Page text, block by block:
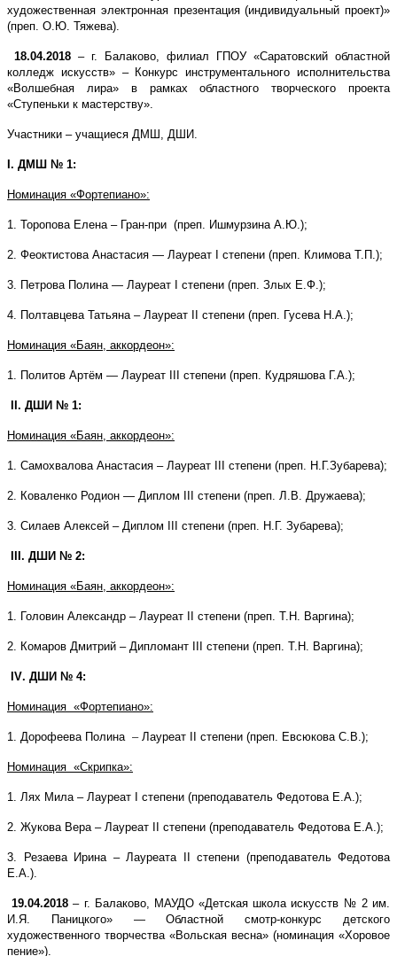
художественная электронная презентация (индивидуальный проект)»
(преп. О.Ю. Тяжева).
18.04.2018 – г. Балаково, филиал ГПОУ «Саратовский областной
колледж искусств» – Конкурс инструментального исполнительства
«Волшебная лира» в рамках областного творческого проекта
«Ступеньки к мастерству».
Участники – учащиеся ДМШ, ДШИ.
. ДМШ № 1:
Номинация «Фортепиано»:
1. Торопова Елена – Гран-при (преп. Ишмурзина А.Ю.);
2. Феоктистова Анастасия — Лауреат I степени (преп. Климова Т.П.);
3. Петрова Полина — Лауреат I степени (преп. Злых Е.Ф.);
4. Полтавцева Татьяна – Лауреат II степени (преп. Гусева Н.А.);
Номинация «Баян, аккордеон»:
1. Политов Артём — Лауреат cтепени (преп. Кудряшова Г.А.);
. ДШИ № 1:
Номинация «Баян, аккордеон»:
1. Самохвалова Анастасия – Лауреат степени (преп. Н.Г.Зубарева);
2. Коваленко Родион — Диплом степени (преп. Л.В. Дружаева);
3. Силаев Алексей – Диплом степени (преп. Н.Г. Зубарева);
. ДШИ № 2:
Номинация «Баян, аккордеон»:
1. Головин Александр – Лауреат степени (преп. Т.Н. Варгина);
2. Комаров Дмитрий – Дипломант степени (преп. Т.Н. Варгина);
IV. ДШИ № 4:
Номинация «Фортепиано»:
1. Дорофеева Полина– Лауреат II степени (преп. Евсюкова С.В.);
Номинация «Скрипка»:
1. Лях Мила – Лауреат I степени (преподаватель Федотова Е.А.);
2. Жукова Вера – Лауреат I степени (преподаватель Федотова Е.А.);
3. Резаева Ирина – Лауреата I
степени (преподаватель Федотова
Е.А.).
19.04.2018 – г. Балаково, МАУДО «Детская школа искусств № 2 им.
И.Я. Паницкого» — Областной смотр-конкурс детского
художественного творчества «Вольская весна» (номинация «Хоровое
пение»).